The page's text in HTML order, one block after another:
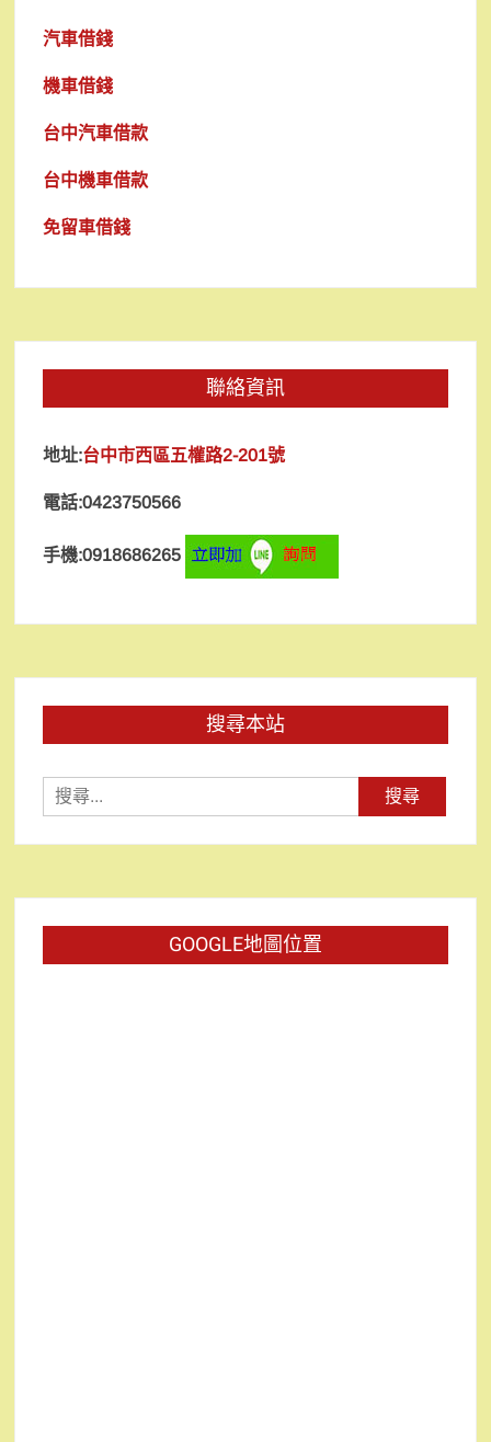
汽車借錢
機車借錢
台中汽車借款
台中機車借款
免留車借錢
聯絡資訊
地址:台中市西區五權路2-201號
電話:0423750566
手機:0918686265
搜尋本站
尋
關
GOOGLE地圖位置